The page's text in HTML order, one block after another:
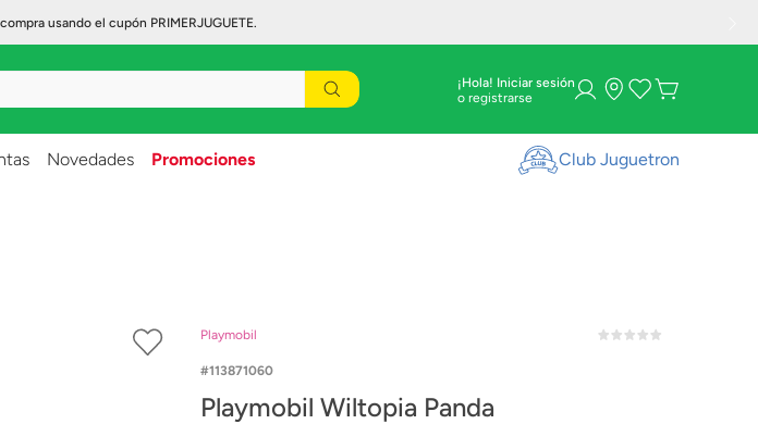
usando el cupón PRIMERJUGUETE.
¡Hola! Iniciar sesión
Novedades Promociones Club Juguetron
Playmobil
113871060
Playmobil Wiltopia Panda